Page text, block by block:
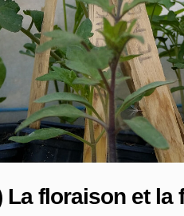
La floraison et